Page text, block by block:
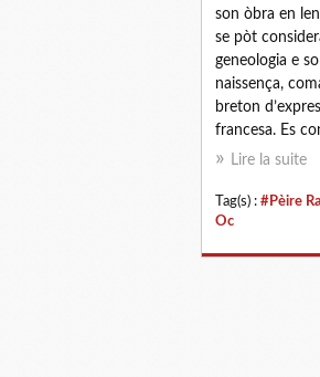
son òbra en
se pòt
geneologia e
naissença,
breton
francesa. Es
Lire la suite
Tag(s) : #Pèire
Oc